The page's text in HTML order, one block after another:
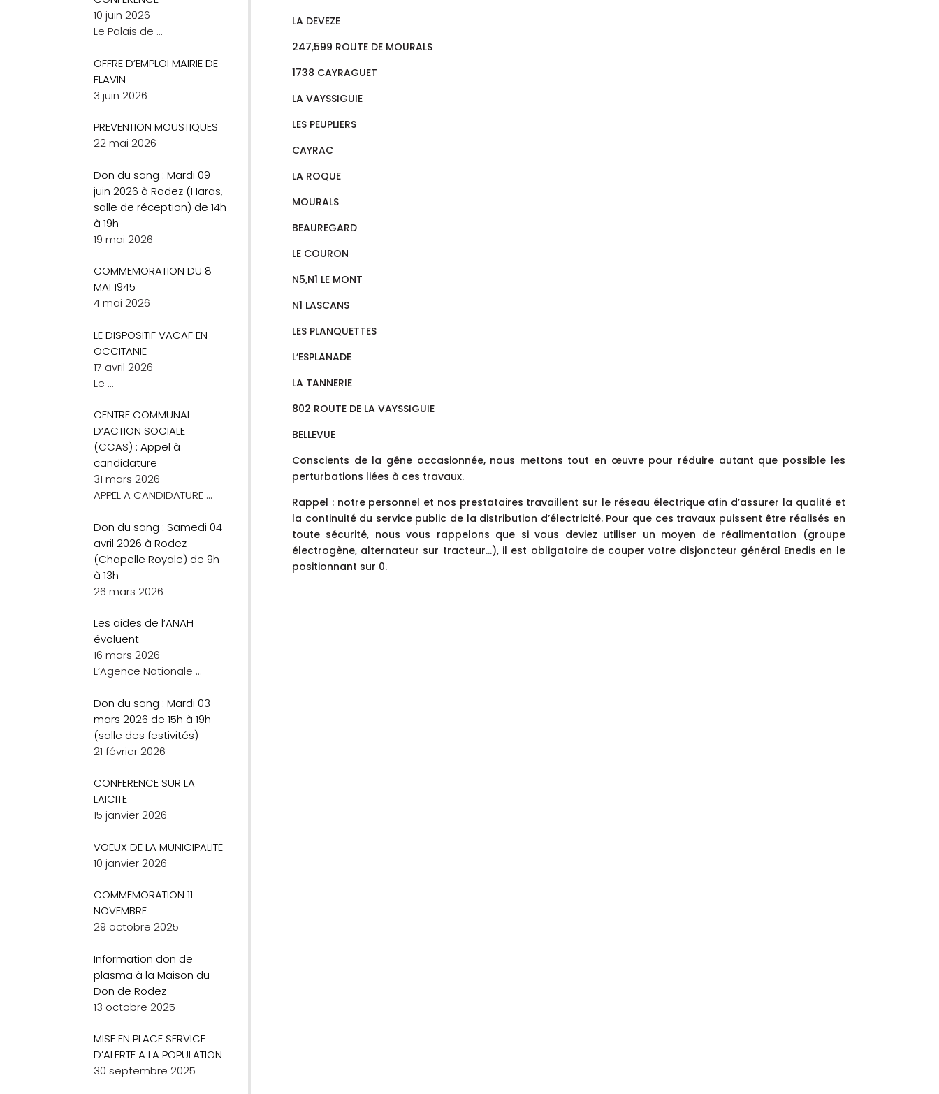
10 juin 2026
Le Palais de …
OFFRE D’EMPLOI MAIRIE DE
FLAVIN
3 juin 2026
PREVENTION MOUSTIQUES
22 mai 2026
Don du sang : Mardi 09
juin 2026 à Rodez (Haras,
salle de réception) de 14h
à 19h
19 mai 2026
COMMEMORATION DU 8
MAI 1945
4 mai 2026
LE DISPOSITIF VACAF EN
OCCITANIE
17 avril 2026
Le …
CENTRE COMMUNAL
D’ACTION SOCIALE
(CCAS) : Appel à
candidature
31 mars 2026
APPEL A CANDIDATURE …
Don du sang : Samedi 04
avril 2026 à Rodez
(Chapelle Royale) de 9h
à 13h
26 mars 2026
Les aides de l’ANAH
évoluent
16 mars 2026
L’Agence Nationale …
Don du sang : Mardi 03
mars 2026 de 15h à 19h
(salle des festivités)
21 février 2026
CONFERENCE SUR LA
LAICITE
15 janvier 2026
VOEUX DE LA MUNICIPALITE
10 janvier 2026
COMMEMORATION 11
NOVEMBRE
29 octobre 2025
Information don de
plasma à la Maison du
Don de Rodez
13 octobre 2025
MISE EN PLACE SERVICE
D’ALERTE A LA POPULATION
30 septembre 2025
LA DEVEZE
247,599 ROUTE DE MOURALS
1738 CAYRAGUET
LA VAYSSIGUIE
LES PEUPLIERS
CAYRAC
LA ROQUE
MOURALS
BEAUREGARD
LE COURON
N5,N1 LE MONT
N1 LASCANS
LES PLANQUETTES
L’ESPLANADE
LA TANNERIE
802 ROUTE DE LA VAYSSIGUIE
BELLEVUE
Conscients de la gêne occasionnée, nous mettons tout en œuvre pour réduire autant que possible les
perturbations liées à ces travaux.
Rappel : notre personnel et nos prestataires travaillent sur le réseau électrique afin d’assurer la qualité et
la continuité du service public de la distribution d’électricité. Pour que ces travaux puissent être réalisés en
toute sécurité, nous vous rappelons que si vous deviez utiliser un moyen de réalimentation (groupe
électrogène, alternateur sur tracteur…), il est obligatoire de couper votre disjoncteur général Enedis en le
positionnant sur 0.